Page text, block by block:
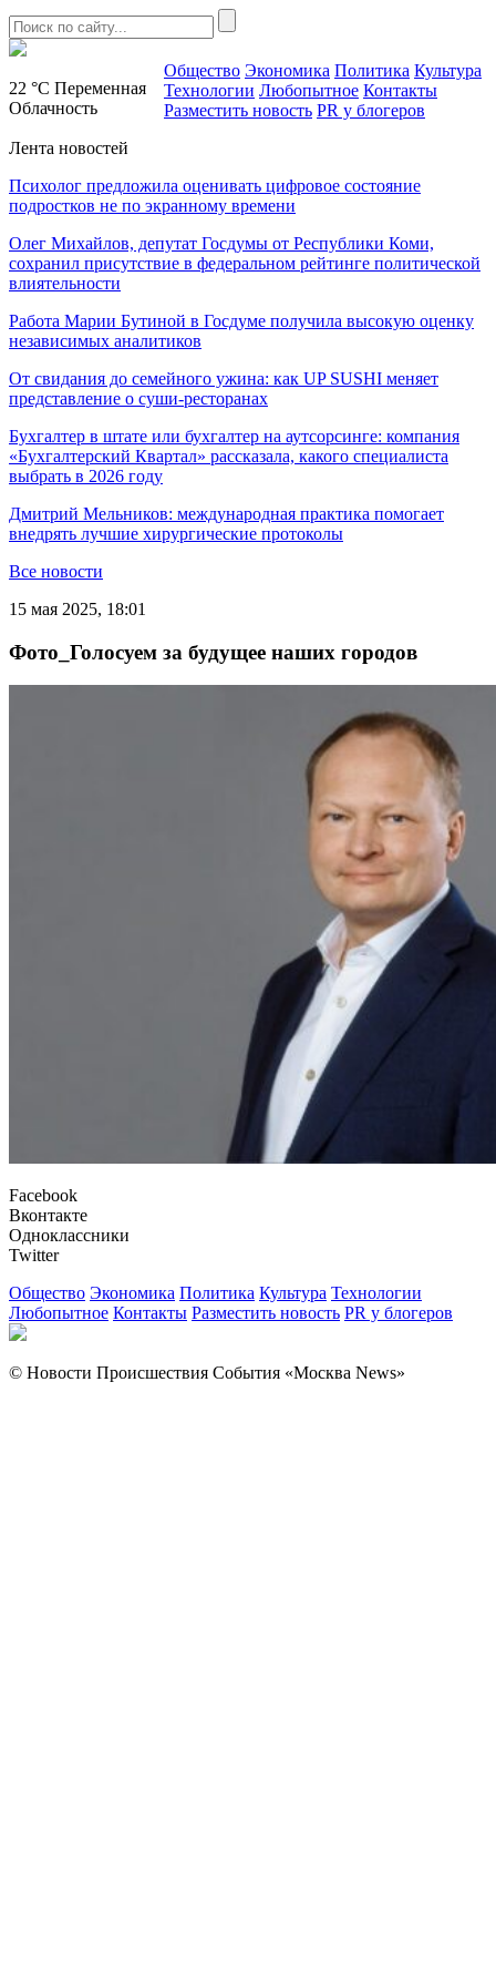
22 °C Переменная
Облачность
Общество Экономика Политика Культура
Технологии Любопытное Контакты
Разместить новость PR у блогеров
Лента новостей
Психолог предложила оценивать цифровое состояние
подростков не по экранному времени
Олег Михайлов, депутат Госдумы от Республики Коми,
сохранил присутствие в федеральном рейтинге политической
влиятельности
Работа Марии Бутиной в Госдуме получила высокую оценку
независимых аналитиков
От свидания до семейного ужина: как UP SUSHI меняет
представление о суши-ресторанах
Бухгалтер в штате или бухгалтер на аутсорсинге: компания
«Бухгалтерский Квартал» рассказала, какого специалиста
выбрать в 2026 году
Дмитрий Мельников: международная практика помогает
внедрять лучшие хирургические протоколы
Все новости
15 мая 2025, 18:01
Фото_Голосуем за будущее наших городов
Facebook
Вконтакте
Одноклассники
Twitter
Общество Экономика Политика Культура Технологии
Любопытное Контакты Разместить новость PR у блогеров
© Новости Происшествия События «Москва News»